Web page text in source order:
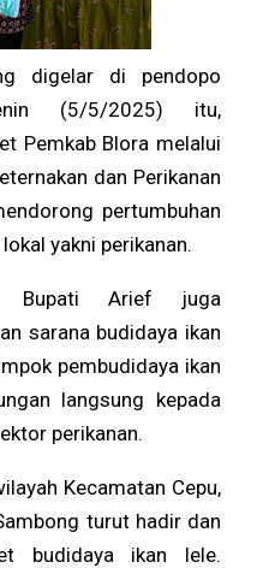
digelar di pendopo
(5/5/2025) itu,
Pemkab Blora melalui
dan Perikanan
pertumbuhan
yakni perikanan.
Bupati Arief juga
sarana budidaya ikan
pembudidaya ikan
langsung kepada
perikanan.
Kecamatan Cepu,
turut hadir dan
budidaya ikan lele.